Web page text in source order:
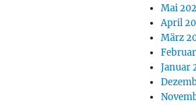
Mai
April
März
Januar